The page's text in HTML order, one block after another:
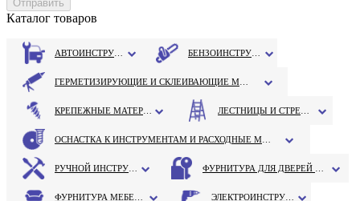
Каталог товаров